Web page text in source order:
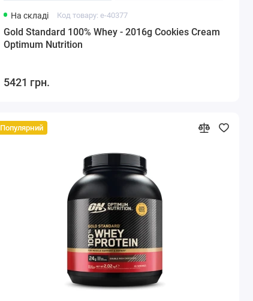
На складі Код товару: e-40377
Gold Standard 100% Whey - 2016g Cookies Cream
Optimum Nutrition
5421 грн.
Популярний